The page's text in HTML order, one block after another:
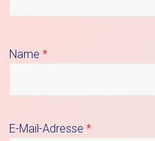
Name*
E-Mail-Adresse*